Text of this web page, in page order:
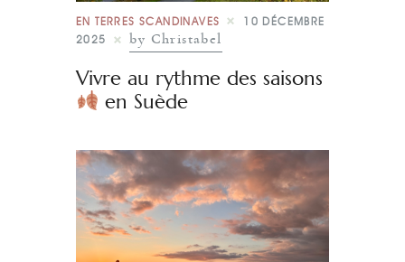
EN TERRES SCANDINAVES
10 DÉCEMBRE
2025
by Christabel
Vivre au rythme des saisons
en Suède